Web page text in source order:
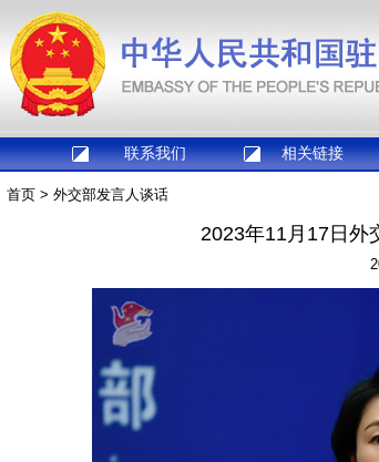
联系我们 相关链接
首页 > 外交部发言人谈话
2023年11月17日外